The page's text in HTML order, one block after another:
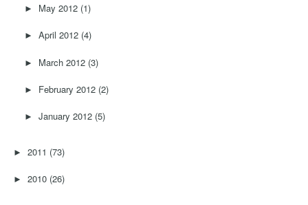
► May 2012 (1)
►April 2012 (4)
► March 2012 (3)
► February 2012 (2)
►January 2012 (5)
►2011 (73)
►2010 (26)